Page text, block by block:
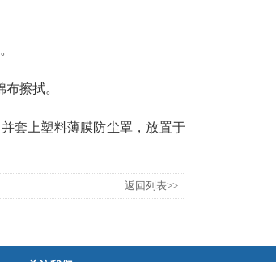
擦拭。
套上塑料薄膜防尘罩，放置于
返回列表>>